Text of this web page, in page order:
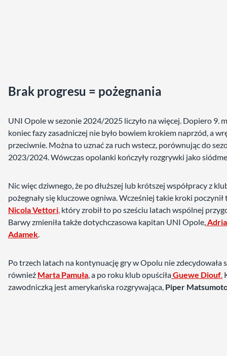
Brak progresu = pożegnania
UNI Opole w sezonie 2024/2025 liczyło na więcej. Dopiero 9.
koniec fazy zasadniczej nie było bowiem krokiem naprzód, a
przeciwnie. Można to uznać za ruch wstecz, porównując do
2023/2024. Wówczas opolanki kończyły rozgrywki jako
Nic więc dziwnego, że po dłuższej lub krótszej współpracy z
pożegnały się kluczowe ogniwa. Wcześniej takie kroki poczynił
Nicola Vettori, który zrobił to po sześciu latach wspólnej
Barwy zmieniła także dotychczasowa kapitan UNI Opole,
Adamek.
Po trzech latach na kontynuację gry w Opolu nie zdecydowała
również Marta Pamuła, a po roku klub opuściłaGuewe Diouf.
zawodniczką jest amerykańska rozgrywająca, Piper